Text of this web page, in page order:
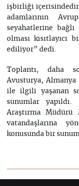
işbirliği
adamlarının
seyahatlerine bağlı
olması
ediliyor” dedi.
Toplantı, daha
Avusturya, Almanya
ile ilgili yaşanan
sunumlar yapıldı.
Araştırma Müdürü
vatandaşlarına
konusunda bir